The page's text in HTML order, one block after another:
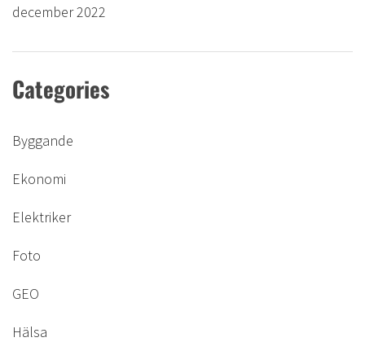
december 2022
Categories
Byggande
Ekonomi
Elektriker
Foto
GEO
Hälsa